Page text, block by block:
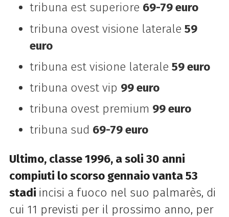
tribuna est superiore 69-79 euro
tribuna ovest visione laterale 59
euro
tribuna est visione laterale 59 euro
tribuna ovest vip 99 euro
tribuna ovest premium 99 euro
tribuna sud 69-79 euro
Ultimo, classe 1996, a soli 30 anni
compiuti lo scorso gennaio vanta 53
stadi incisi a fuoco nel suo palmarès, di
cui 11 previsti per il prossimo anno, per